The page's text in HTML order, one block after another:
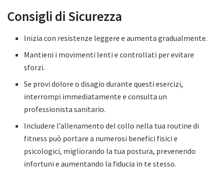
Consigli di Sicurezza
Inizia con resistenze leggere e aumenta gradualmente.
Mantieni i movimenti lenti e controllati per evitare
sforzi.
Se provi dolore o disagio durante questi esercizi,
interrompi immediatamente e consulta un
professionista sanitario.
Includere l’allenamento del collo nella tua routine di
fitness può portare a numerosi benefici fisici e
psicologici, migliorando la tua postura, prevenendo
infortuni e aumentando la fiducia in te stesso.